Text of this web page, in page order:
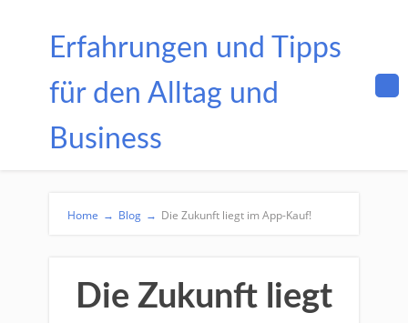
Erfahrungen und Tipps
für den Alltag und
Business
Home → Blog → Die Zukunft liegt im App-Kauf!
Die Zukunft liegt